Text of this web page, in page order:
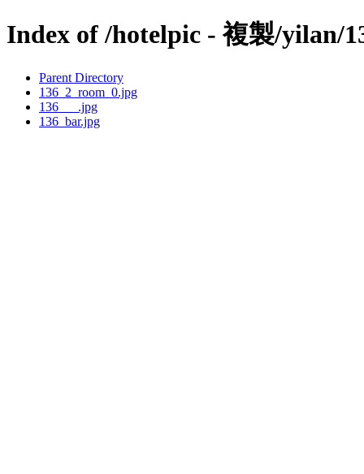
Index of /hotelpic - 複製/yilan/
Parent Directory
136_2_room_0.jpg
136___.jpg
136_bar.jpg